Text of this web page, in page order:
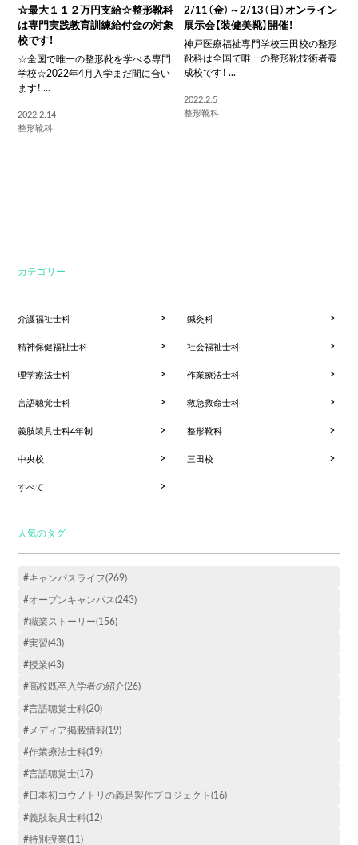
☆最大１１２万円支給☆整形靴科
は専門実践教育訓練給付金の対象
校です！
☆全国で唯一の整形靴を学べる専門
学校☆2022年4月入学まだ間に合い
ます！ ...
2022.2.14
整形靴科
2/11（金）～2/13（日）オンライン
展示会【装健美靴】開催！
神戸医療福祉専門学校三田校の整形
靴科は全国で唯一の整形靴技術者養
成校です！ ...
2022.2.5
整形靴科
カテゴリー
介護福祉士科 鍼灸科
精神保健福祉士科 社会福祉士科
理学療法士科 作業療法士科
言語聴覚士科 救急救命士科
義肢装具士科4年制 整形靴科
中央校 三田校
すべて
人気のタグ
#キャンパスライフ(269)
#オープンキャンパス(243)
#職業ストーリー(156)
#実習(43)
#授業(43)
#高校既卒入学者の紹介(26)
#言語聴覚士科(20)
#メディア掲載情報(19)
#作業療法士科(19)
#言語聴覚士(17)
#日本初コウノトリの義足製作プロジェクト(16)
#義肢装具士科(12)
#特別授業(11)